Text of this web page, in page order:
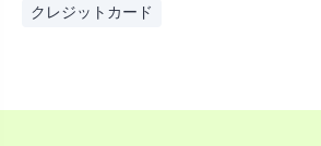
クレジットカード